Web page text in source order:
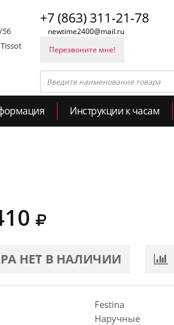
56
+7 (863) 311-21-78
newtime2400@mail.ru
Перезвоните мне!
Инструкции к часам
НЕТ В НАЛИЧИИ
Festina
Наручные